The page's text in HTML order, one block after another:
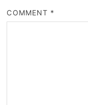
COMMENT *